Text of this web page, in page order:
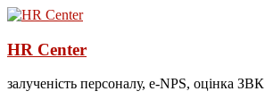
HR Center
залученість персоналу, e-NPS, оцінка ЗВК